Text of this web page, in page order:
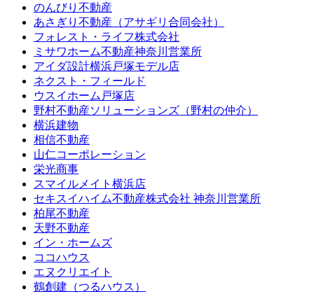
のんびり不動産
あさぎり不動産（アサギリ合同会社）
フォレスト・ライフ株式会社
ミサワホーム不動産神奈川営業所
アイダ設計横浜戸塚モデル店
ネクスト・フィールド
ウスイホーム戸塚店
野村不動産ソリューションズ（野村の仲介）
横浜建物
相信不動産
山仁コーポレーション
栄光商事
スマイルメイト横浜店
セキスイハイム不動産株式会社 神奈川営業所
柏尾不動産
天野不動産
イン・ホームズ
ココハウス
エヌクリエイト
鶴創建（つるハウス）